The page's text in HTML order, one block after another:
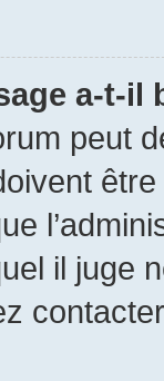
a-t-il
peut
il juge